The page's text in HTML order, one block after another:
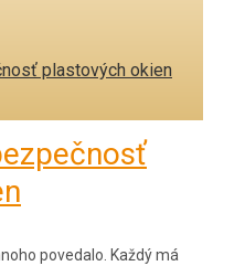
plastových okien
povedalo. Každý má